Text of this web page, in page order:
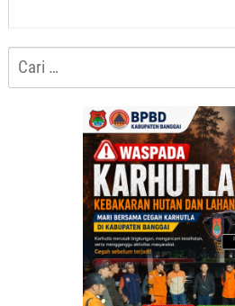
Cari
untuk: